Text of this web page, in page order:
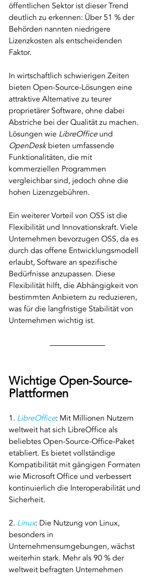
öffentlichen Sektor ist dieser Trend
deutlich zu erkennen: Über 51 % der
Behörden nannten niedrigere
Lizenzkosten als entscheidenden
Faktor.
In wirtschaftlich schwierigen Zeiten
bieten Open-Source-Lösungen eine
attraktive Alternative zu teurer
proprietärer Software, ohne dabei
Abstriche bei der Qualität zu machen.
Lösungen wie LibreOffice und
OpenDesk bieten umfassende
Funktionalitäten, die mit
kommerziellen Programmen
vergleichbar sind, jedoch ohne die
hohen Lizenzgebühren.
Ein weiterer Vorteil von OSS ist die
Flexibilität und Innovationskraft. Viele
Unternehmen bevorzugen OSS, da es
durch das offene Entwicklungsmodell
erlaubt, Software an spezifische
Bedürfnisse anzupassen. Diese
Flexibilität hilft, die Abhängigkeit von
bestimmten Anbietern zu reduzieren,
was für die langfristige Stabilität von
Unternehmen wichtig ist.
Wichtige Open-Source-
Plattformen
1. LibreOffice: Mit Millionen Nutzern
weltweit hat sich LibreOffice als
beliebtes Open-Source-Office-Paket
etabliert. Es bietet vollständige
Kompatibilität mit gängigen Formaten
wie Microsoft Office und verbessert
kontinuierlich die Interoperabilität und
Sicherheit.
2. Linux: Die Nutzung von Linux,
besonders in
Unternehmensumgebungen, wächst
weiterhin stark. Mehr als 90 % der
weltweit befragten Unternehmen